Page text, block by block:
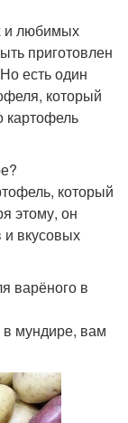
и любимых
приготовлен
есть один
который
картофель
который
этому, он
вкусовых
варёного в
мундире, вам